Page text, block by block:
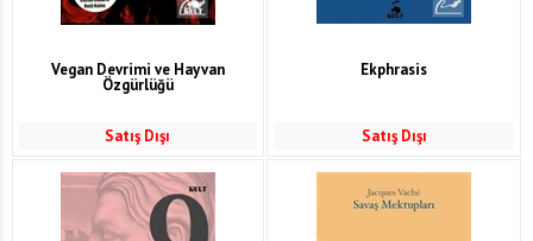
Vegan Devrimi ve Hayvan
Özgürlüğü
Satış Dışı
Ekphrasis
Satış Dışı